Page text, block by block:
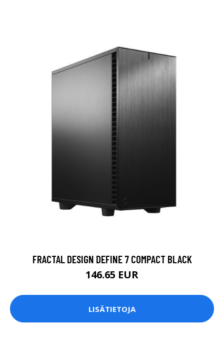
FRACTAL DESIGN DEFINE 7 COMPACT BLACK
146.65 EUR
LISÄTIETOJA